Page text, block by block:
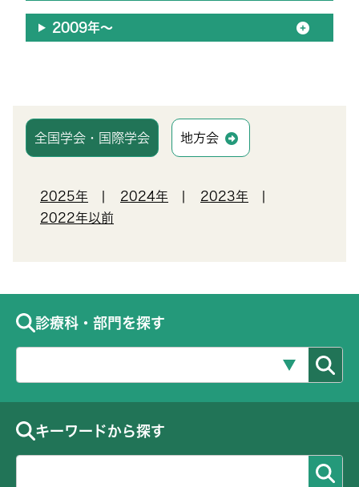
2009年～
全国学会・国際学会 地方会
2025年 2024年
2023年
2022年以前
診療科・部門を探す
キーワードから探す